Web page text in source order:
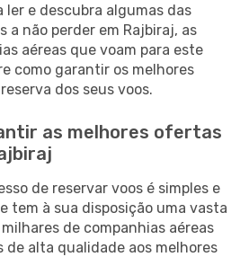
ler e descubra algumas das
a não perder em Rajbiraj, as
aéreas que voam para este
como garantir os melhores
dos seus voos.
as melhores ofertas
de reservar voos é simples e
tem à sua disposição uma vasta
de companhias aéreas
de alta qualidade aos melhores